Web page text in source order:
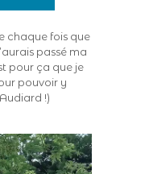
chaque fois que
passé ma
pour ça que je
pouvoir y
!)